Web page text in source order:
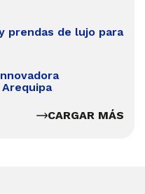
prendas de lujo para
CARGAR MÁS